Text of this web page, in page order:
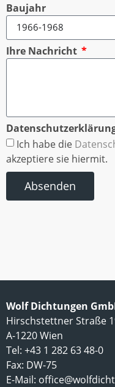
Baujahr
Ihre Nachricht
Ich habe die
akzeptiere sie hiermit.
Absenden
Wolf Dichtungen
Hirschstettner Straße
A-1220 Wien
Tel: +43 1 282 63 48-0
Fax: DW-75
E-Mail: